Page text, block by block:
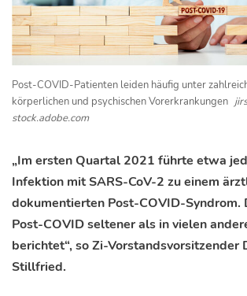
Post-COVID-Patienten leiden häufig unter
körperlichen und psychischen Vorerkrankungen
stock.adobe.com
„Im ersten Quartal 2021 führte etwa
Infektion mit SARS-CoV-2 zu einem
dokumentierten Post-COVID-Syndrom.
Post-COVID seltener als in vielen
berichtet“, so Zi-Vorstandsvorsitzender
Stillfried.